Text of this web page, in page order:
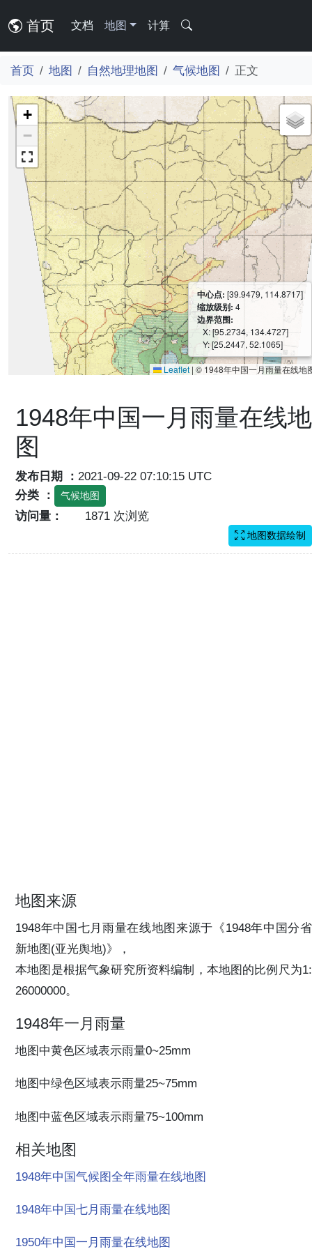
首页 文档 地图 计算
首页 地图 自然地理地图 气候地图 正文
+
−
中心点: [39.9479, 114.8717]
缩放级别: 4
边界范围:
X: [95.2734, 134.4727]
Y: [25.2447, 52.1065]
Leaflet | © 1948年中国一月雨量在线地
1948年中国一月雨量在线地
图
发布日期 ： 2021-09-22 07:10:15 UTC
分类 ：
气候地图
访问量： 1871 次浏览
地图数据绘制
地图来源
1948年中国七月雨量在线地图来源于《1948年中国分省
新地图(亚光舆地)》，
本地图是根据气象研究所资料编制，本地图的比例尺为1:
26000000。
1948年一月雨量
地图中黄色区域表示雨量0~25mm
地图中绿色区域表示雨量25~75mm
地图中蓝色区域表示雨量75~100mm
相关地图
1948年中国气候图全年雨量在线地图
1948年中国七月雨量在线地图
1950年中国一月雨量在线地图